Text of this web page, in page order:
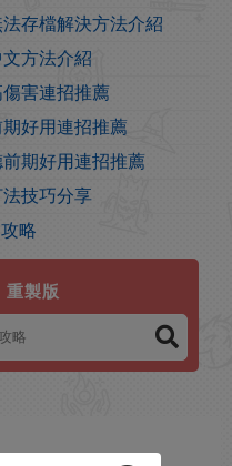
法存檔解決方法介紹
文方法介紹
傷害連招推薦
期好用連招推薦
前期好用連招推薦
法技巧分享
略
重製版